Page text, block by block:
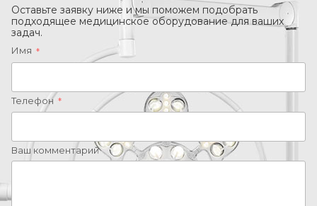
Оставьте заявку ниже и мы поможем подобрать
подходящее медицинское оборудование для ваших
задач.
Имя *
Телефон *
Ваш комментарий